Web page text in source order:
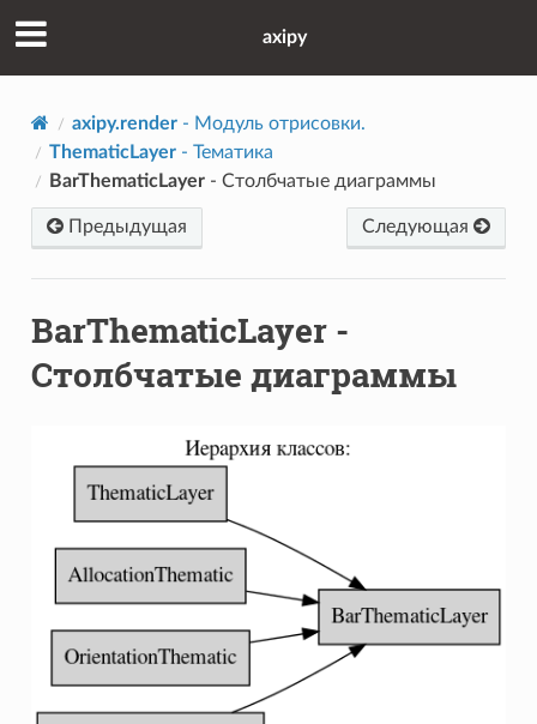
axipy
axipy.render- Модуль отрисовки.
ThematicLayer- Тематика
BarThematicLayer- Столбчатые диаграммы
Предыдущая Следующая
BarThematicLayer-
Столбчатые диаграммы